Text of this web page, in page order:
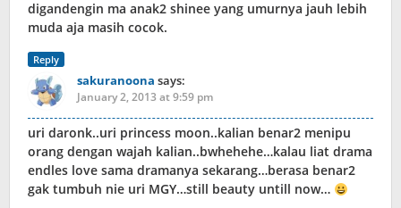
digandengin ma anak2 shinee yang umurnya jauh lebih
muda aja masih cocok.
Reply
sakuranoona says:
January 2, 2013 at 9:59 pm
uri daronk..uri princess moon..kalian benar2 menipu
orang dengan wajah kalian..bwhehehe…kalau liat drama
endles love sama dramanya sekarang…berasa benar2
gak tumbuh nie uri MGY…still beauty untill now…